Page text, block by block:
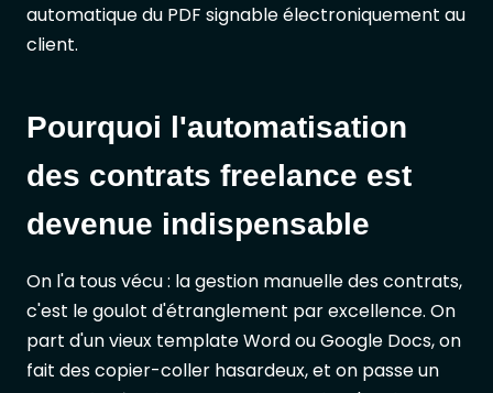
automatique du PDF signable électroniquement au
client.
Pourquoi l'automatisation
des contrats freelance est
devenue indispensable
On l'a tous vécu : la gestion manuelle des contrats,
c'est le goulot d'étranglement par excellence. On
part d'un vieux template Word ou Google Docs, on
fait des copier-coller hasardeux, et on passe un